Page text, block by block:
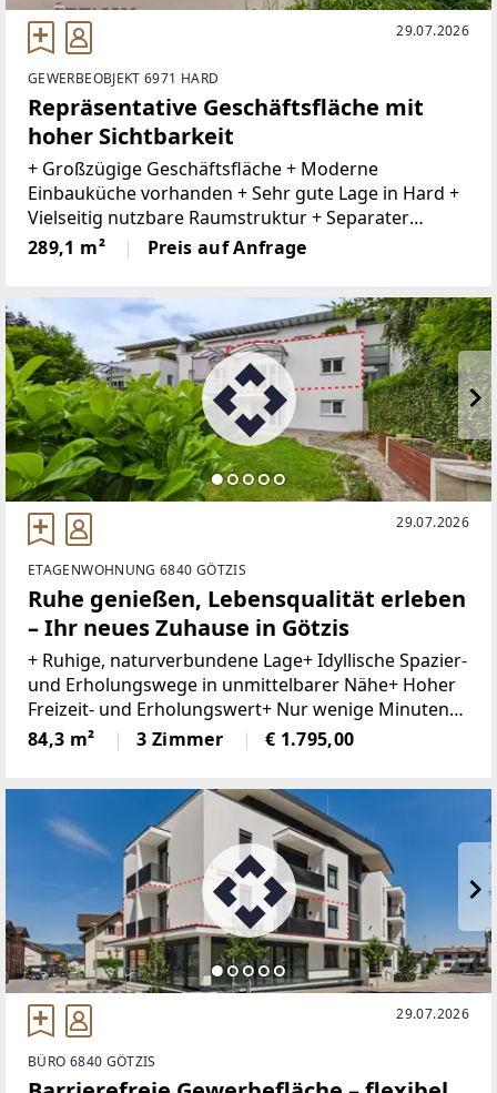
29.07.2026
GEWERBEOBJEKT 6971 HARD
Repräsentative Geschäftsfläche mit
hoher Sichtbarkeit
+ Großzügige Geschäftsfläche + Moderne
Einbauküche vorhanden + Sehr gute Lage in Hard +
Vielseitig nutzbare Raumstruktur + Separater
Nebenraum mit WC, Küche und Büro + Büro im EG+
Harder Gemeinde mit Gastronomie, kleinen Läden
289,1 m² Preis auf Anfrage
29.07.2026
ETAGENWOHNUNG 6840 GÖTZIS
Ruhe genießen, Lebensqualität erleben
– Ihr neues Zuhause in Götzis
+ Ruhige, naturverbundene Lage+ Idyllische Spazier-
und Erholungswege in unmittelbarer Nähe+ Hoher
Freizeit- und Erholungswert+ Nur wenige Minuten
zum Einkaufszentrum Am Garnmarkt+ Helle,
lichtdurchflutete Räume+ Moderne Einbauküche+
84,3 m² 3 Zimmer € 1.795,00
29.07.2026
BÜRO 6840 GÖTZIS